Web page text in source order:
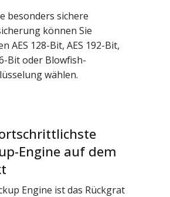
besonders sichere
können Sie
AES 128-Bit, AES 192-Bit,
Bit oder Blowfish-
wählen.
Engine auf dem
Engine ist das Rückgrat